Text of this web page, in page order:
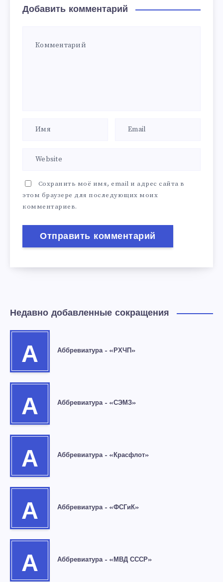
Добавить комментарий
Сохранить моё имя, email и адрес сайта в
этом браузере для последующих моих
комментариев.
Недавно добавленные сокращения
А Аббревиатура – «РХЧП»
А Аббревиатура – «СЭМЗ»
А Аббревиатура – «Красфлот»
А Аббревиатура – «ФСГиК»
А Аббревиатура – «МВД СССР»